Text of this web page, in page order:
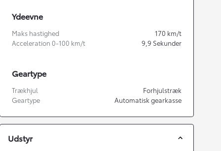
Ydeevne
Maks hastighed 170 km/t
Acceleration 0-100 km/t
9,9 Sekunder
Geartype
Trækhjul
Forhjulstræk
Geartype
Automatisk gearkasse
Udstyr